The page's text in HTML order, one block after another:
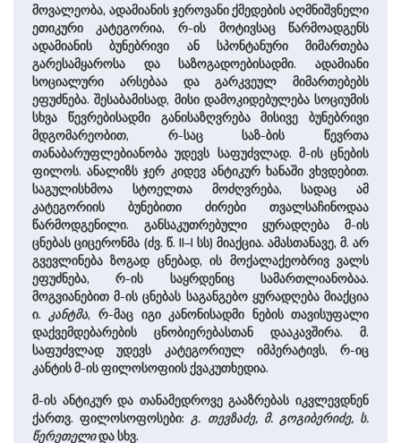
მოვალეობა, ადამიანის ჯეროვანი ქმედების აღმნიშვნელი
ეთიკური კატეგორია, რ-ის მოტივსაც წარმოადგენს
ადამიანის ბუნებრივი ან სპონტანური მიმართება
გარესამყაროსა და საზოგადოებისადმი. ადამიანი
სოციალური არსებაა და გარკვეულ მიმართებებს
ეფუძნება. შესაბამისად, მისი დამოკიდებულება სოციუმის
სხვა წევრებისადმი განისაზღვრება მისივე ბუნებრივი
მდგომარეობით, რ-საც საზ-ბის წევრთა
თანაბარუფლებიანობა უდევს საფუძვლად. მ-ის ცნების
ფილოს. ანალიზს ჯერ კიდევ ანტიკურ ხანაში ვხვდებით.
საგულისხმოა სტოელთა მოძღვრება, სადაც ამ
კატეგორიის ბუნებითი ძირები თვალსაჩინოდაა
წარმოდგენილი. განსაკუთრებული ყურადღება მ-ის
ცნებას ციცერონმა (ძვ. წ. II–I სს) მიაქცია. ამასთანავე, მ. არ
გვევლინება ზოგად ცნებად, ის მოქალაქეობრივ ვალს
ეფუძნება, რ-ის საყრდენიც სამართლიანობაა.
მოგვიანებით მ-ის ცნებას საგანგებო ყურადღება მიაქცია
ი.კანტმა, რ-მაც იგი კანონისადმი ნების თავისუფალი
დაქვემდებარების ცნობიერებასთან დააკავშირა. მ.
საფუძვლად უდევს კატეგორიულ იმპერატივს, რ-იც
კანტის მ-ის ფილოსოფიის ქვაკუთხედია.
მ-ის ანტიკურ და თანამედროვე გააზრებას იკვლევდნენ
ქართვ. ფილოსოფოსები:გ. თევზაძე, მ. გოგიბერიძე, ს.
წერეთელიდა სხვ.